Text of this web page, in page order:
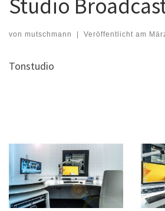
Studio
von mutschmann Veröffentlicht am
Tonstudio